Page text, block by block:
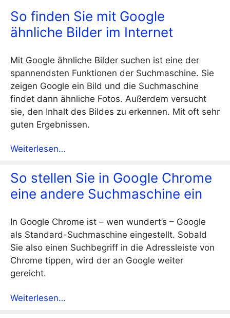
So finden Sie mit Google
ähnliche Bilder im Internet
Mit Google ähnliche Bilder suchen ist eine der
spannendsten Funktionen der Suchmaschine. Sie
zeigen Google ein Bild und die Suchmaschine
findet dann ähnliche Fotos. Außerdem versucht
sie, den Inhalt des Bildes zu erkennen. Mit oft sehr
guten Ergebnissen.
Weiterlesen…
So stellen Sie in Google Chrome
eine andere Suchmaschine ein
In Google Chrome ist – wen wundert’s – Google
als Standard-Suchmaschine eingestellt. Sobald
Sie also einen Suchbegriff in die Adressleiste von
Chrome tippen, wird der an Google weiter
gereicht.
Weiterlesen…